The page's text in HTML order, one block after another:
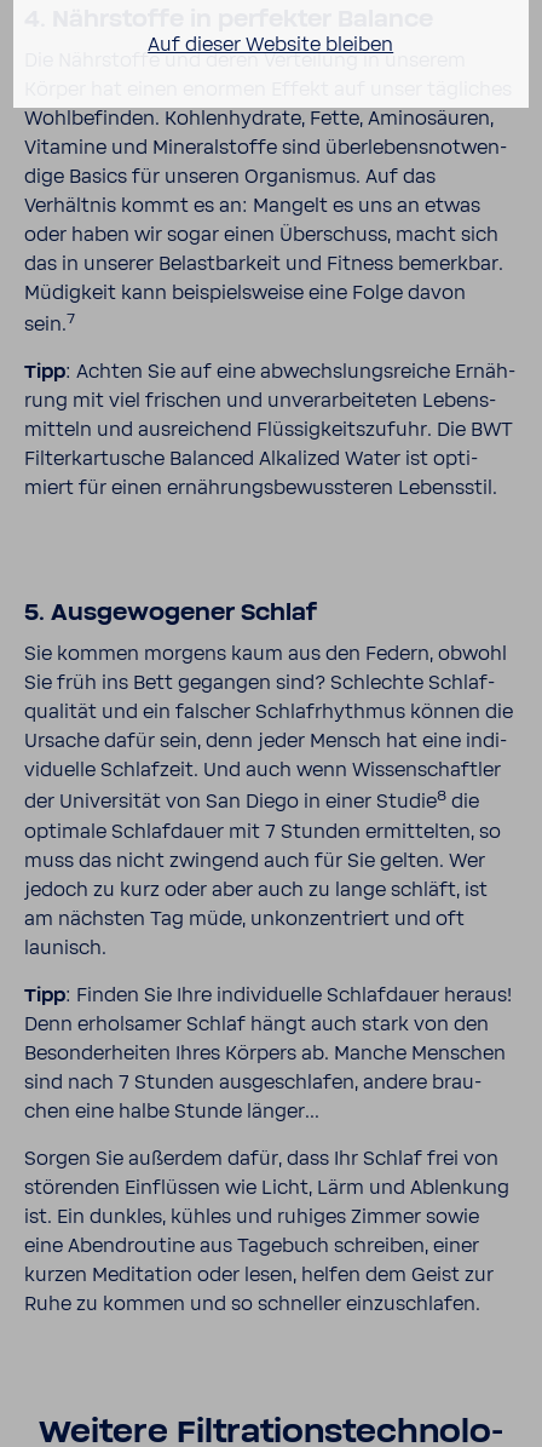
Die Nähr­stoffe und deren Vertei­lung in unserem
Wohl­be­finden. Kohlen­hy­drate, Fette, Amino­säuren,
Vitamine und Mine­ral­stoffe sind über­le­bens­not­wen­
dige Basics für unseren Orga­nismus. Auf das
Verhältnis kommt es an: Mangelt es uns an etwas
oder haben wir sogar einen Über­schuss, macht sich
das in unserer Belast­bar­keit und Fitness bemerkbar.
Müdig­keit kann beispiels­weise eine Folge davon
sein.7
Tipp: Achten Sie auf eine abwechs­lungs­reiche Ernäh­
rung mit viel frischen und unver­ar­bei­teten Lebens­
mit­teln und ausrei­chend Flüs­sig­keits­zu­fuhr. Die BWT
Filter­kar­tu­sche Balanced Alka­lized Water ist opti­
miert für einen ernäh­rungs­be­wuss­teren Lebens­stil.
5. Ausge­wo­gener Schlaf
Sie kommen morgens kaum aus den Federn, obwohl
Sie früh ins Bett gegangen sind? Schlechte Schlaf­
qua­lität und ein falscher Schlafrhythmus können die
Ursache dafür sein, denn jeder Mensch hat eine indi­
vi­du­elle Schlaf­zeit. Und auch wenn Wissen­schaftler
der Univer­sität von San Diego in einer Studie8 die
opti­male Schlaf­dauer mit 7 Stunden ermit­telten, so
muss das nicht zwin­gend auch für Sie gelten. Wer
jedoch zu kurz oder aber auch zu lange schläft, ist
am nächsten Tag müde, unkon­zen­triert und oft
launisch.
Tipp: Finden Sie Ihre indi­vi­du­elle Schlaf­dauer heraus!
Denn erhol­samer Schlaf hängt auch stark von den
Beson­der­heiten Ihres Körpers ab. Manche Menschen
sind nach 7 Stunden ausge­schlafen, andere brau­
chen eine halbe Stunde länger...
Sorgen Sie außerdem dafür, dass Ihr Schlaf frei von
störenden Einflüssen wie Licht, Lärm und Ablen­kung
ist. Ein dunkles, kühles und ruhiges Zimmer sowie
eine Abend­rou­tine aus Tage­buch schreiben, einer
kurzen Medi­ta­tion oder lesen, helfen dem Geist zur
Ruhe zu kommen und so schneller einzu­schlafen.
Weitere Filtra­ti­ons­tech­no­lo­
Auf dieser Website bleiben